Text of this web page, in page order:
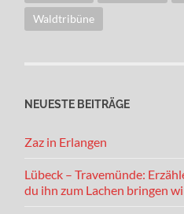
Waldtribüne
NEUESTE BEITRÄGE
Zaz in Erlangen
Lübeck – Travemünde:
du ihn zum Lachen bringen